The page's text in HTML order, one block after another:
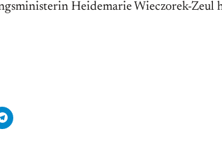
Heidemarie Wieczorek-Zeul